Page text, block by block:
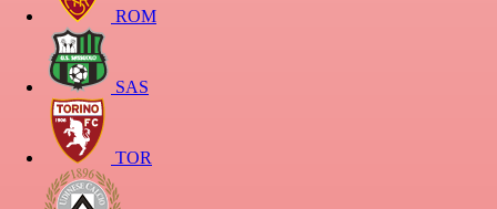
ROM
SAS
TOR